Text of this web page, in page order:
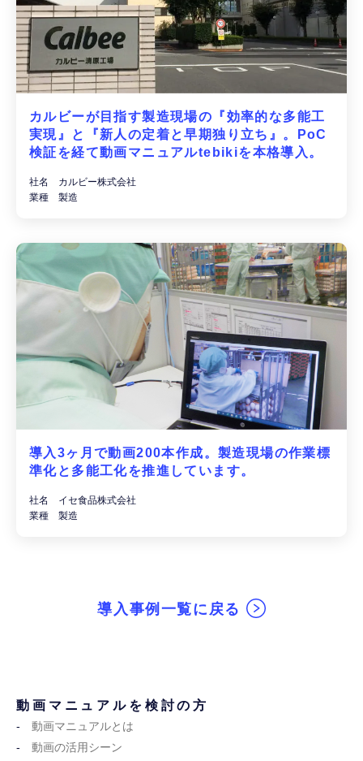
カルビーが目指す製造現場の『効率的な多能工
実現』と『新人の定着と早期独り立ち』。PoC
検証を経て動画マニュアルtebikiを本格導入。
社名 カルビー株式会社
業種 製造
導入3ヶ月で動画200本作成。製造現場の作業標
準化と多能工化を推進しています。
社名 イセ食品株式会社
業種 製造
導入事例一覧に戻る
動画マニュアルを検討の方
動画マニュアルとは
動画の活用シーン